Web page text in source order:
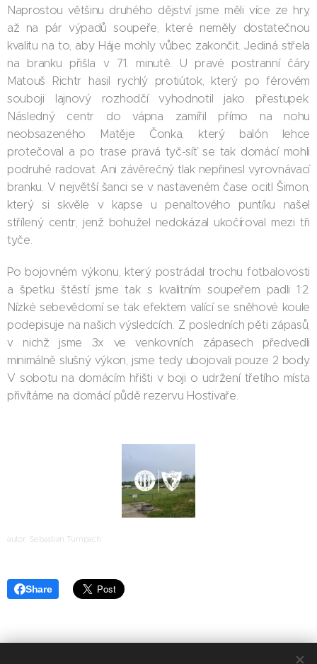
Naprostou většinu druhého dějství jsme měli více ze hry,
až na pár výpadů soupeře, které neměly dostatečnou
kvalitu na to, aby Háje mohly vůbec zakončit. Jediná střela
na branku přišla v 71. minutě. U pravé postranní čáry
Matouš Richtr hasil rychlý protiútok, který po férovém
souboji lajnový rozhodčí vyhodnotil jako přestupek.
Následný centr do vápna zamířil přímo na nohu
neobsazeného Matěje Čonka, který balón lehce
protečoval a po trase pravá tyč-síť se tak domácí mohli
podruhé radovat. Ani závěrečný tlak nepřinesl vyrovnávací
branku. V největší šanci se v nastaveném čase ocitl Šimon,
který si skvěle v kapse u penaltového puntíku našel
střílený centr, jenž bohužel nedokázal ukočíroval mezi tři
tyče.
Po bojovném výkonu, který postrádal trochu fotbalovosti
a špetku štěstí jsme tak s kvalitním soupeřem padli 1:2.
Nízké sebevědomí se tak efektem valící se sněhové koule
podepisuje na našich výsledcích. Z posledních pěti zápasů,
v nichž jsme 3x ve venkovních zápasech předvedli
minimálně slušný výkon, jsme tedy ubojovali pouze 2 body.
V sobotu na domácím hřišti v boji o udržení třetího místa
přivítáme na domácí půdě rezervu Hostivaře.
autor: Sebastian Tumpach
Share